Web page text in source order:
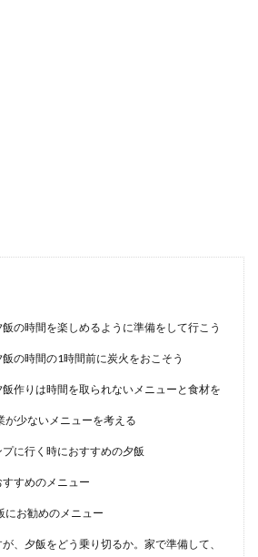
テ。是非殻付きのまま食べてみませんか。殻付き
のまま焼い...
の時間を楽しめるように準備をして行こう
の時間の1時間前に炭火をおこそう
作りは時間を取られないメニューと食材を
が少ないメニューを考える
に行く時におすすめの夕飯
すめのメニュー
にお勧めのメニュー
、夕飯をどう乗り切るか。家で準備して、